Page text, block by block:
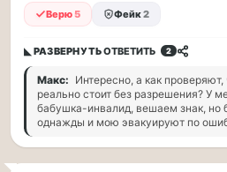
Терапевт
ВСК
дал
совет
дачникам:
«сердечникам»
можно
находится…
Верю 5 Фейк2
◣ РАЗВЕРНУТЬОТВЕТИТЬ 2
Макс: Интересно, а как
реально стоит без разрешения? У
бабушка-инвалид, вешаем знак, но
однажды и мою эвакуируют по